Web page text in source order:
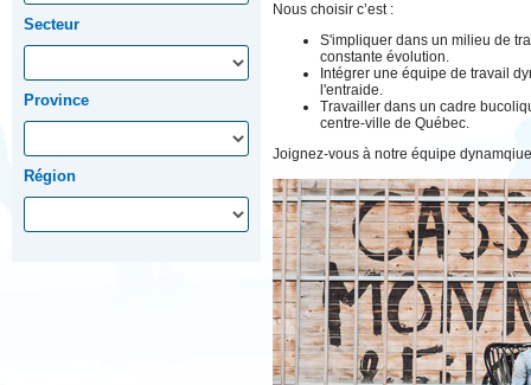
Secteur
Province
Région
Nous choisir c’est :
S'impliquer dans un milieu de
constante évolution.
Intégrer une équipe de travail
l'entraide.
Travailler dans un cadre
centre-ville de Québec.
Joignez-vous à notre équipe